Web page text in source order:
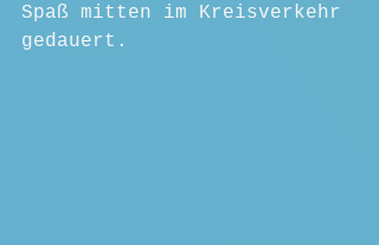
Spaß mitten im Kreisverkehr
gedauert.